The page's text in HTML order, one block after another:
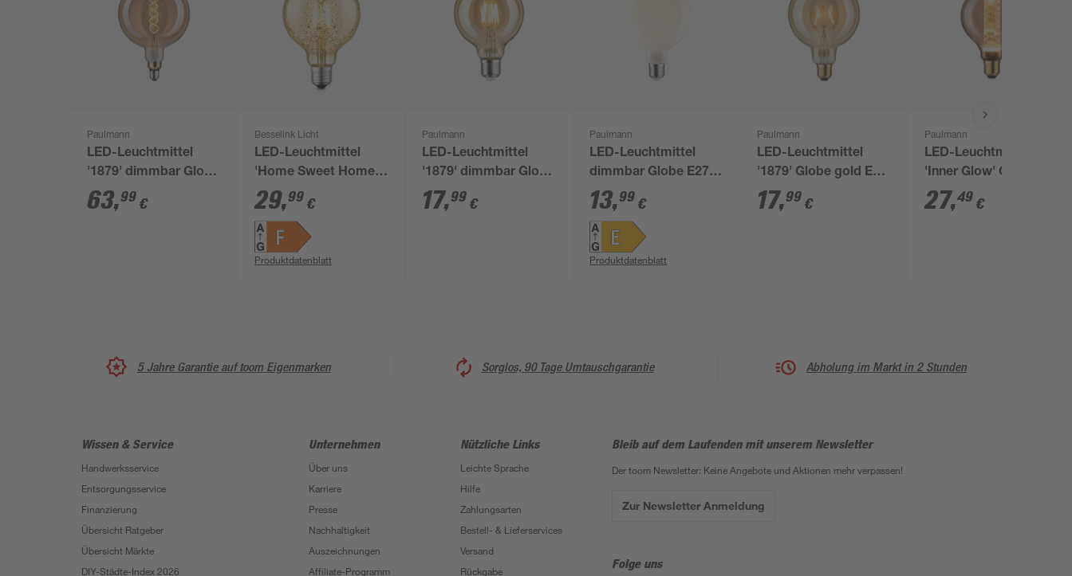
Paulmann
LED-Leuchtmittel
'1879' dimmbar Globe
gold E27 7 W 400 lm
warmweiß
63,99 €
Besselink Licht
LED-Leuchtmittel
'Home Sweet Home'
dimmbar Globe gold
E27 4 W 340 lm
warmweiß
29,99 €
Produktdatenblatt
Paulmann
LED-Leuchtmittel
'1879' dimmbar Globe
gold E27 6 W 450 lm
warmweiß
17,99 €
Paulmann
LED-Leuchtmittel
dimmbar Globe E27 7
W 806 lm warmweiß
13,99 €
Produktdatenblatt
Paulmann
LED-Leuchtmittel
'1879' Globe gold E27
2,7 W 170 lm
warmweiß
17,99 €
Paulmann
LED-Leuchtmittel
'Inner Glow' Globe
gold E27 4 W 200 lm
warmweiß
27,49 €
5 Jahre Garantie auf toom Eigenmarken Sorglos, 90 Tage Umtauschgarantie Abholung im Markt in 2 Stunden
Wissen & Service
Handwerksservice
Entsorgungsservice
Finanzierung
Übersicht Ratgeber
Übersicht Märkte
DIY-Städte-Index 2026
Unternehmen
Über uns
Karriere
Presse
Nachhaltigkeit
Auszeichnungen
Affiliate-Programm
Nützliche Links
Leichte Sprache
Hilfe
Zahlungsarten
Bestell- & Lieferservices
Versand
Rückgabe
Bleib auf dem Laufenden mit unserem Newsletter
Der toom Newsletter: Keine Angebote und Aktionen mehr verpassen!
Zur Newsletter Anmeldung
Folge uns